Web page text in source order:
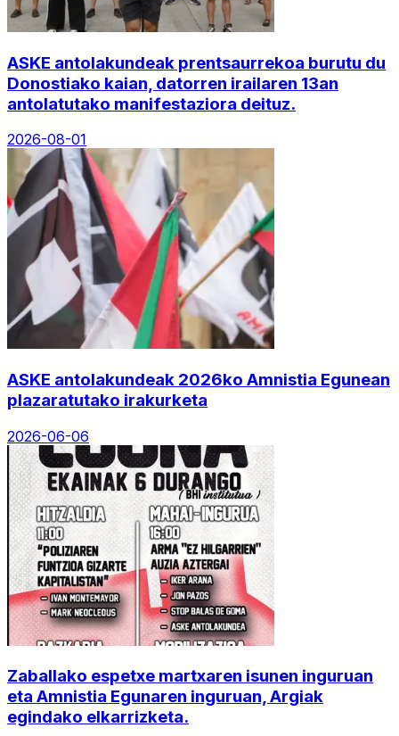
ASKE antolakundeak prentsaurrekoa burutu du
Donostiako kaian, datorren irailaren 13an
antolatutako manifestaziora deituz.
2026-08-01
ASKE antolakundeak 2026ko Amnistia Egunean
plazaratutako irakurketa
2026-06-06
Zaballako espetxe martxaren isunen inguruan
eta Amnistia Egunaren inguruan, Argiak
egindako elkarrizketa.